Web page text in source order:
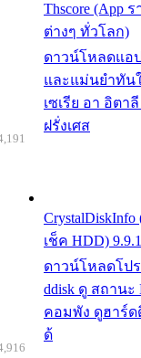
Thscore (App
ต่างๆ ทั่วโลก)
ดาวน์โหลดแอป
และแม่นยำทัน
เซเรีย อา อิตา
ฝรั่งเศส
เช็ค HDD) 9.9.1
ดาวน์โหลดโปร
ddisk ดู สถาน
คอมพัง ดูฮาร์ด
ด้